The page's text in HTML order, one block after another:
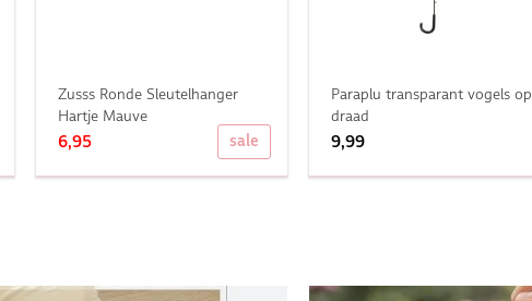
sale
Zusss Ronde Sleutelhanger
Hartje Mauve
6,95
Paraplu transparant vogels op
draad
9,99